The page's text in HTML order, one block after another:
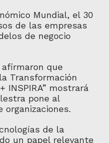
Mundial, el 30
de las empresas
de negocio
que
Transformación
INSPIRA” mostrará
pone al
de la
un papel relevante